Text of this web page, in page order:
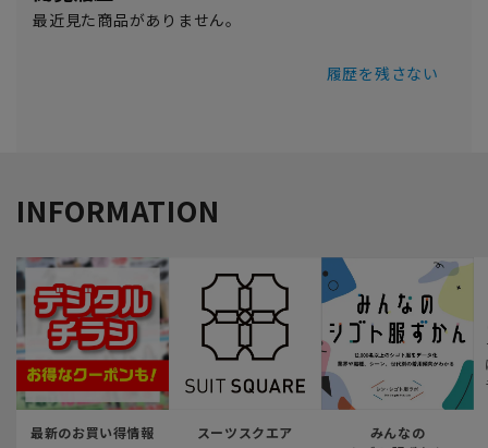
最近見た商品がありません。
履歴を残さない
INFORMATION
最新のお買い得情報
スーツスクエア
みんなの